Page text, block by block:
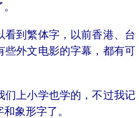
看到繁体字，以前香港、台
些外文电影的字幕，都有可
们上小学也学的，不过我记
象形字了。